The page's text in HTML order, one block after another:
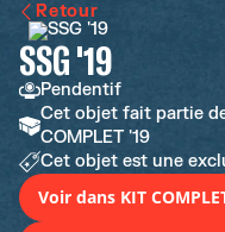
Retour
SSG '19
Pendentif
Cet objet fait partie de
COMPLET '19
Cet objet est une
Voir dans KIT